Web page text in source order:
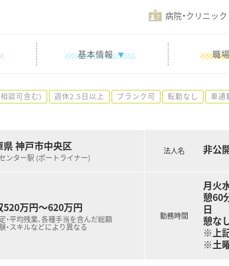
病院・クリニック
基本情報 職
談可含む) 週休2.5日以上 ブランク可 転勤なし 車通
県 神戸市中央区
ンター駅 (ポートライナー)
520万円～620万円
・平均残業、各種手当を含んだ総額
・スキルなどにより異なる
法人名 非公
勤務時間
月火
憩60
日
憩なし
※上
※土